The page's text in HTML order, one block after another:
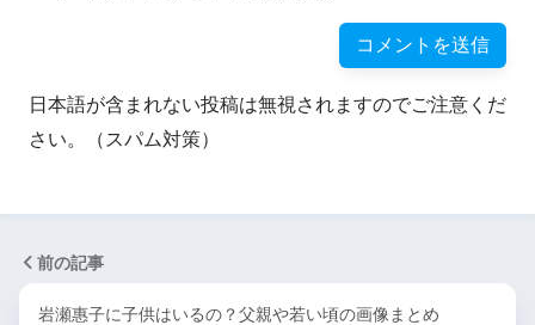
日本語が含まれない投稿は無視されますのでご注意くだ
さい。（スパム対策）
前の記事
岩瀬惠子に子供はいるの？父親や若い頃の画像まとめ